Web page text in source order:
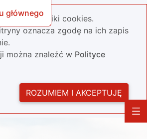
głównego
pliki cookies.
oznacza zgodę na ich zapis
można znaleźć w Polityce
ROZUMIEM I AKCEPTUJĘ